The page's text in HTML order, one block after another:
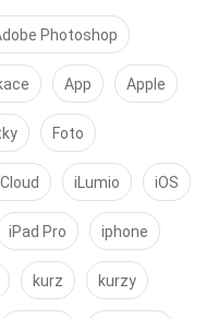
Photoshop
App Apple
Foto
iLumio iOS
iPad Pro iphone
kurz kurzy